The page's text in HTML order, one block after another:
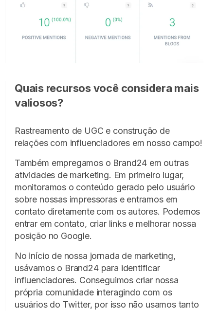
Quais recursos você considera mais
valiosos?
Rastreamento de UGC e construção de
relações com influenciadores em nosso campo!
Também empregamos o Brand24 em outras
atividades de marketing. Em primeiro lugar,
monitoramos o conteúdo gerado pelo usuário
sobre nossas impressoras e entramos em
contato diretamente com os autores. Podemos
entrar em contato, criar links e melhorar nossa
posição no Google.
No início de nossa jornada de marketing,
usávamos o Brand24 para identificar
influenciadores. Conseguimos criar nossa
própria comunidade interagindo com os
usuários do Twitter, por isso não usamos tanto